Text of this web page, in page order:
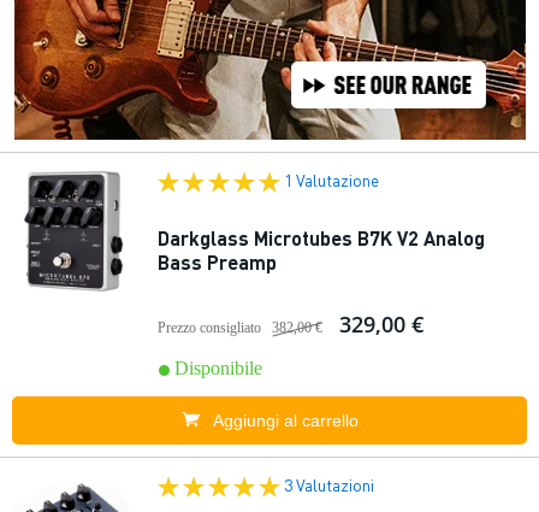
1 Valutazione
Darkglass Microtubes B7K V2 Analog
Bass Preamp
Prezzo consigliato 382,00 € 329,00 €
Disponibile
Aggiungi al carrello
3 Valutazioni